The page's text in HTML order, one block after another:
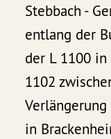
Stebbach -
entlang der
der L 1100
1102
in